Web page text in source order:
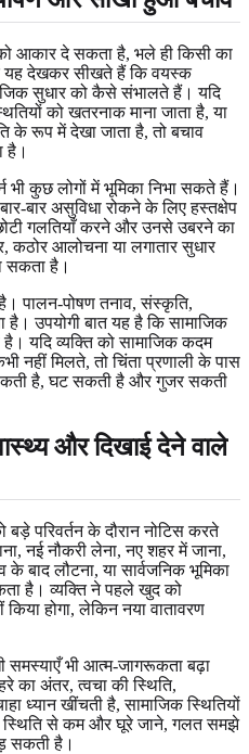
को आकार दे सकता है, भले ही किसी का
यह देखकर सीखते हैं कि वयस्क
सुधार को कैसे संभालते हैं। यदि
को खतरनाक माना जाता है, या
के रूप में देखा जाता है, तो बचाव
है।
भी कुछ लोगों में भूमिका निभा सकते हैं।
बार असुविधा रोकने के लिए हस्तक्षेप
गलतियाँ करने और उनसे उबरने का
आलोचना या लगातार सुधार
सकता है।
है। पालन-पोषण तनाव, संस्कृति,
है। उपयोगी बात यह है कि सामाजिक
यदि व्यक्ति को सामाजिक कदम
नहीं मिलते, तो चिंता प्रणाली के पास
है, घट सकती है और गुजर सकती
और दिखाई देने वाले
बड़े परिवर्तन के दौरान नोटिस करते
नई नौकरी लेना, नए शहर में जाना,
के बाद लौटना, या सार्वजनिक भूमिका
है। व्यक्ति ने पहले खुद को
होगा, लेकिन नया वातावरण
समस्याएँ भी आत्म-जागरूकता बढ़ा
का अंतर, त्वचा की स्थिति,
ध्यान खींचती है, सामाजिक स्थितियों
स्थिति से कम और घूरे जाने, गलत समझे
सकती है।